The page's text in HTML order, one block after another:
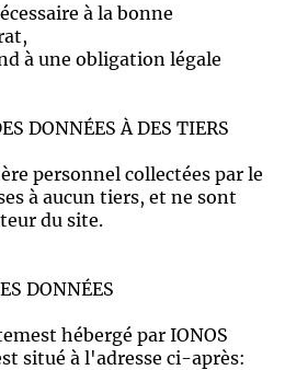
à la bonne
à une obligation légale
DONNÉES À DES TIERS
personnel collectées par le
à aucun tiers, et ne sont
du site.
DONNÉES
hébergé par IONOS
situé à l'adresse ci-après: